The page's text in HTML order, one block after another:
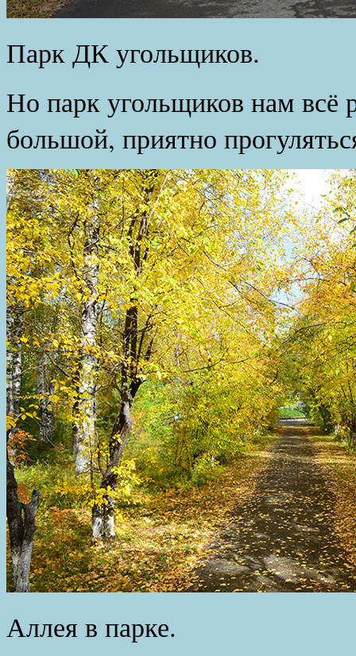
Парк ДК угольщиков.
Но парк угольщиков нам всё
большой, приятно
Аллея в парке.